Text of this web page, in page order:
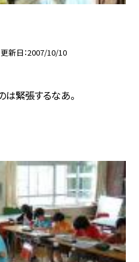
更新日 2007/10/10
緊張するなあ。